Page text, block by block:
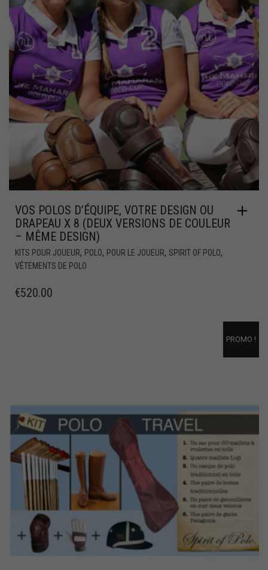
VOS POLOS D’ÉQUIPE, VOTRE DESIGN OU
DRAPEAU X 8 (DEUX VERSIONS DE COULEUR
– MÊME DESIGN)
KITS POUR JOUEUR, POLO, POUR LE JOUEUR, SPIRIT OF POLO,
VÊTEMENTS DE POLO
€520.00
PROMO !